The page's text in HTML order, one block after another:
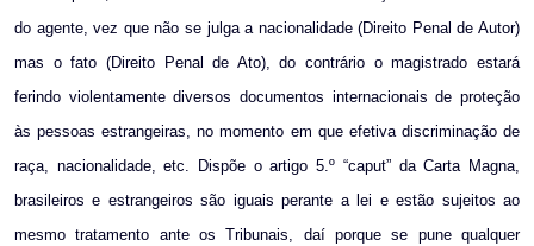
do agente, vez que não se julga a nacionalidade (Direito Penal de Autor)
mas o fato (Direito Penal de Ato), do contrário o magistrado estará
ferindo violentamente diversos documentos internacionais de proteção
às pessoas estrangeiras, no momento em que efetiva discriminação de
raça, nacionalidade, etc. Dispõe o artigo 5.º “caput” da Carta Magna,
brasileiros e estrangeiros são iguais perante a lei e estão sujeitos ao
mesmo tratamento ante os Tribunais, daí porque se pune qualquer